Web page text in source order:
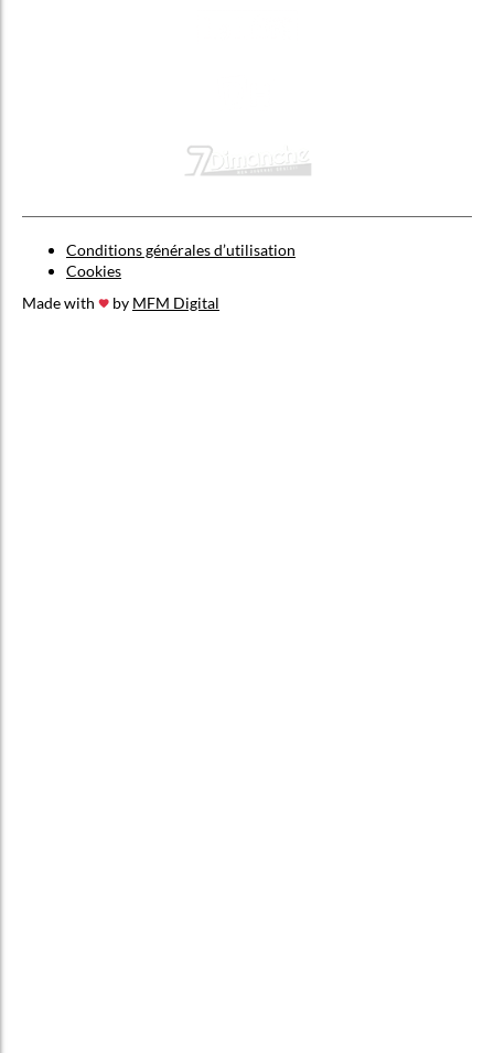
Conditions générales d’utilisation
Cookies
Made with
by MFM Digital